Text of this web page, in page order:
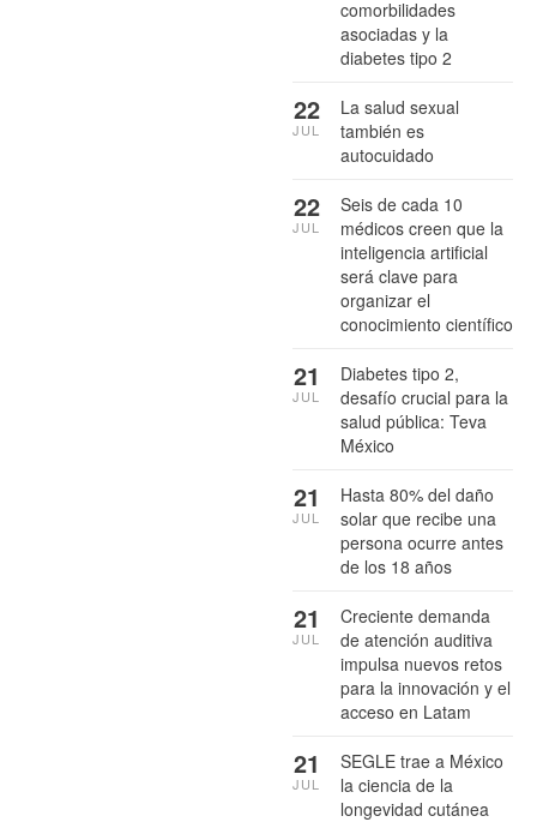
comorbilidades
asociadas y la
diabetes tipo 2
La salud sexual
también es
autocuidado
22
JUL
Seis de cada 10
médicos creen que la
inteligencia artificial
será clave para
organizar el
conocimiento científico
22
JUL
Diabetes tipo 2,
desafío crucial para la
salud pública: Teva
México
21
JUL
Hasta 80% del daño
solar que recibe una
persona ocurre antes
de los 18 años
21
JUL
Creciente demanda
de atención auditiva
impulsa nuevos retos
para la innovación y el
acceso en Latam
21
JUL
SEGLE trae a México
la ciencia de la
longevidad cutánea
21
JUL